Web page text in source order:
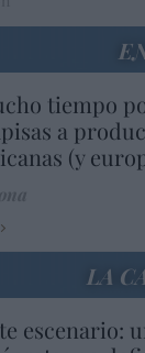
tiempo
a
(y
LA
escenario: